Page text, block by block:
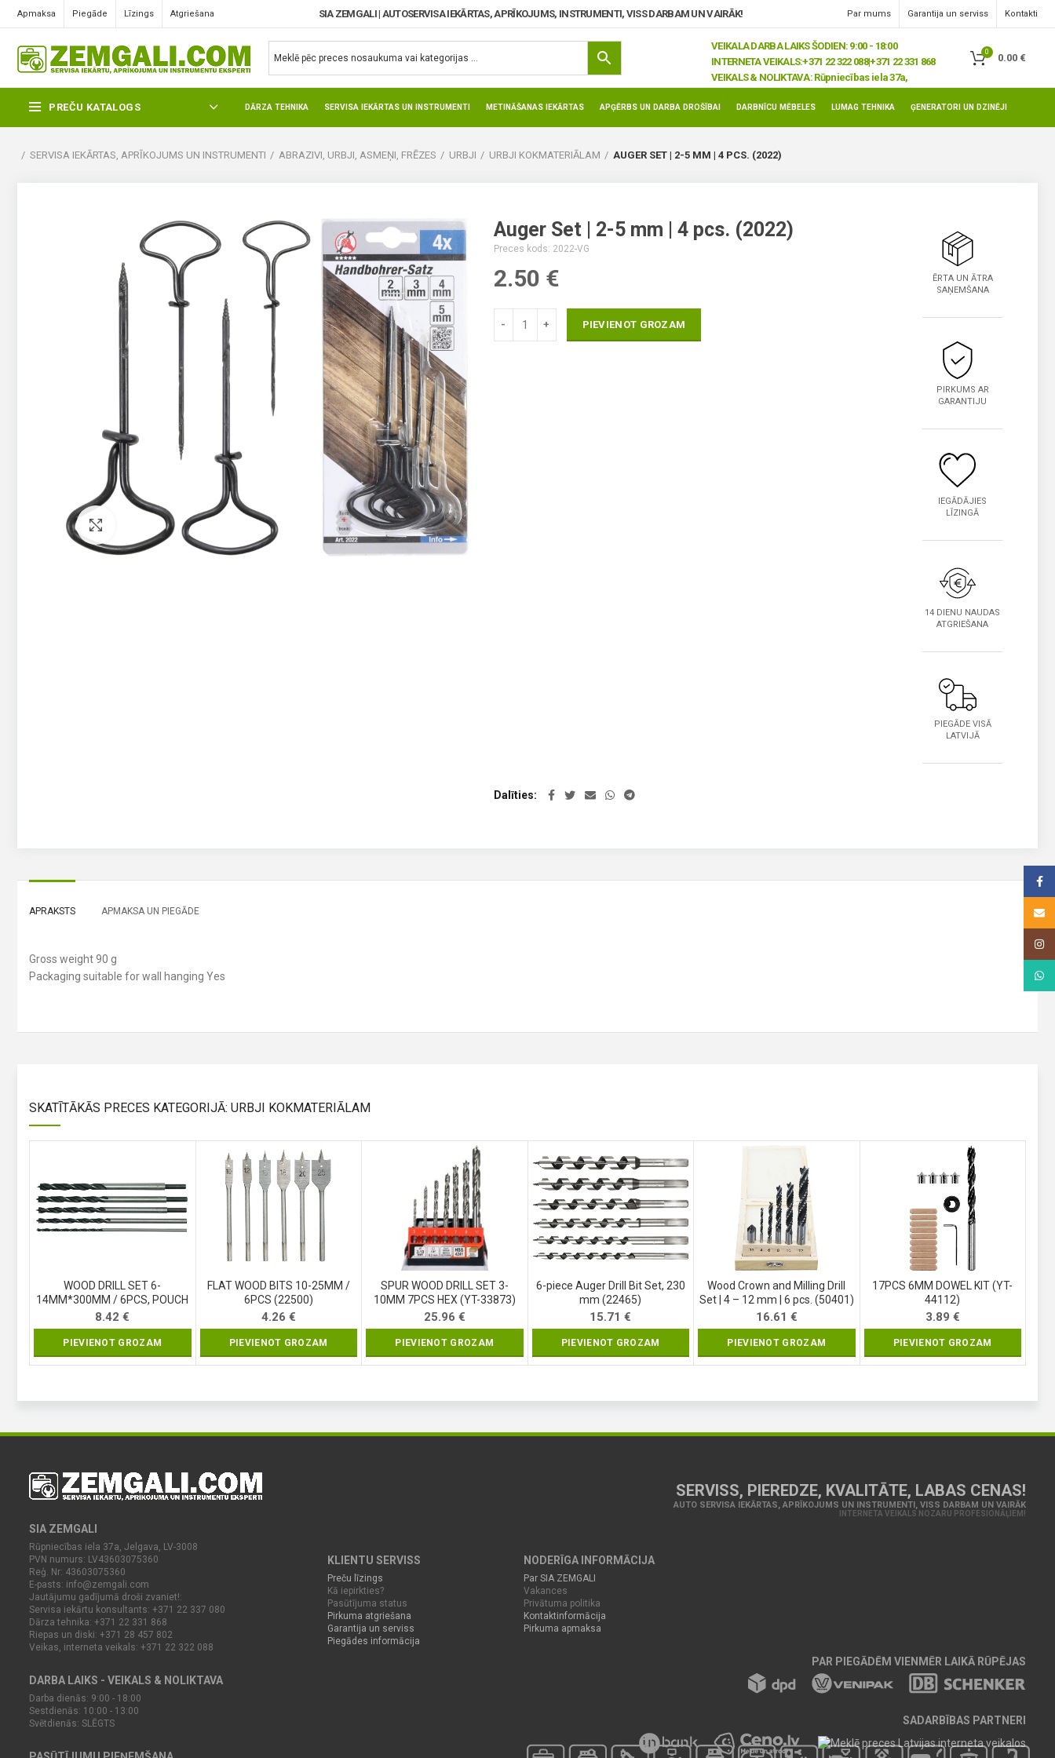
Apmaksa Piegāde Līzings Atgriešana SIA ZEMGALI | AUTOSERVISA IEKĀRTAS, APRĪKOJUMS, INSTRUMENTI, VISS DARBAM UN VAIRĀK! Par mums Garantija un serviss Kontakti
VEIKALA DARBA LAIKS ŠODIEN: 9:00 - 18:00
INTERNETA VEIKALS:+371 22 322 088|+371 22 331 868
VEIKALS & NOLIKTAVA: Rūpniecības iela 37a,
0
0.00 €
PREČU KATALOGS DĀRZA TEHNIKA SERVISA IEKĀRTAS UN INSTRUMENTI METINĀŠANAS IEKĀRTAS APĢĒRBS UN DARBA DROŠĪBAI DARBNĪCU MĒBELES LUMAG TEHNIKA ĢENERATORI UN DZINĒJI
SERVISA IEKĀRTAS, APRĪKOJUMS UN INSTRUMENTI ABRAZIVI, URBJI, ASMEŅI, FRĒZES URBJI URBJI KOKMATERIĀLAM AUGER SET | 2-5 MM | 4 PCS. (2022)
Pietuvināt
Auger Set | 2-5 mm | 4 pcs. (2022)
Preces kods: 2022-VG
2.50 €
PIEVIENOT GROZAM
Dalīties
ĒRTA UN ĀTRA
SAŅEMŠANA
PIRKUMS AR
GARANTIJU
IEGĀDĀJIES
LĪZINGĀ
14 DIENU NAUDAS
ATGRIEŠANA
PIEGĀDE VISĀ
LATVIJĀ
APRAKSTS APMAKSA UN PIEGĀDE
Gross weight 90 g
Packaging suitable for wall hanging Yes
SKATĪTĀKĀS PRECES KATEGORIJĀ: URBJI KOKMATERIĀLAM
WOOD DRILL SET 6-
14MM*300MM / 6PCS, POUCH
(22460)
8.42€
PIEVIENOT GROZAM
FLAT WOOD BITS 10-25MM /
6PCS (22500)
4.26 €
PIEVIENOT GROZAM
SPUR WOOD DRILL SET 3-
10MM 7PCS HEX (YT-33873)
25.96 €
PIEVIENOT GROZAM
6-piece Auger Drill Bit Set, 230
mm (22465)
15.71€
PIEVIENOT GROZAM
Wood Crown and Milling Drill
Set | 4 – 12 mm | 6 pcs. (50401)
16.61 €
PIEVIENOT GROZAM
17PCS 6MM DOWEL KIT (YT-
44112)
3.89 €
PIEVIENOT GROZAM
SIA ZEMGALI
Rūpniecības iela 37a, Jelgava, LV-3008
PVN numurs: LV43603075360
Reģ. Nr: 43603075360
E-pasts: info@zemgali.com
Jautājumu gadījumā droši zvaniet!:
Servisa iekārtu konsultants: +371 22 337 080
Dārza tehnika: +371 22 331 868
Riepas un diski: +371 28 457 802
Veikas, interneta veikals: +371 22 322 088
DARBA LAIKS - VEIKALS & NOLIKTAVA
Darba dienās: 9:00 - 18:00
Sestdienās: 10:00 - 13:00
Svētdienās: SLĒGTS
SERVISS, PIEREDZE, KVALITĀTE, LABAS CENAS!
AUTO SERVISA IEKĀRTAS, APRĪKOJUMS UN INSTRUMENTI, VISS DARBAM UN VAIRĀK
INTERNETA VEIKALS NOZARU PROFESIONĀĻIEM!
KLIENTU SERVISS
Preču līzings
Kā iepirkties?
Pasūtījuma status
Pirkuma atgriešana
Garantija un serviss
Piegādes informācija
NODERĪGA INFORMĀCIJA
Par SIA ZEMGALI
Vakances
Privātuma politika
Kontaktinformācija
Pirkuma apmaksa
PAR PIEGĀDĒM VIENMĒR LAIKĀ RŪPĒJAS
SADARBĪBAS PARTNERI
Email